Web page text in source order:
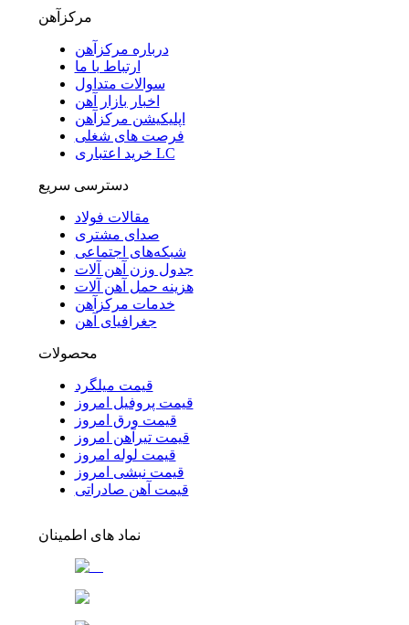
مرکزآهن
درباره مرکزآهن
ارتباط با ما
سوالات متداول
اخبار بازار آهن
اپلیکیشن مرکزآهن
فرصت های شغلی
خرید اعتباری LC
دسترسی سریع
مقالات فولاد
صدای مشتری
شبکه‌های اجتماعی
جدول وزن آهن آلات
هزینه حمل آهن آلات
خدمات مرکزآهن
جغرافیای آهن
محصولات
قیمت میلگرد
قیمت پروفیل امروز
قیمت ورق امروز
قیمت تیرآهن امروز
قیمت لوله امروز
قیمت نبشی امروز
قیمت آهن صادراتی
نماد های اطمینان